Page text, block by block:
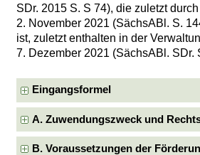
SDr. 2015 S. S 74), die zuletzt
2. November 2021 (SächsABl. S.
ist, zuletzt enthalten in der
7. Dezember 2021 (SächsABl. SDr.
Eingangsformel
A. Zuwendungszweck und
B. Voraussetzungen der